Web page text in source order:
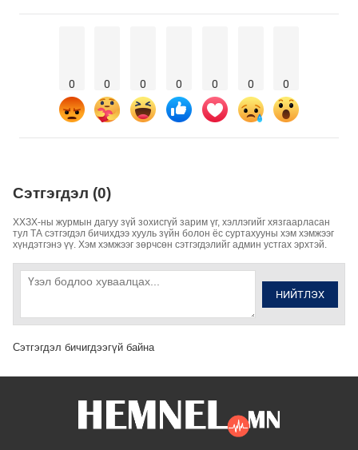
0 0 0 0 0 0 0
Сэтгэгдэл (0)
ХХЗХ-ны журмын дагуу зүй зохисгүй зарим үг, хэллэгийг хязгаарласан
тул ТА сэтгэгдэл бичихдээ хууль зүйн болон ёс суртахууны хэм хэмжээг
хүндэтгэнэ үү. Хэм хэмжээг зөрчсөн сэтгэгдэлийг админ устгах эрхтэй.
НИЙТЛЭХ
Сэтгэгдэл бичигдээгүй байна